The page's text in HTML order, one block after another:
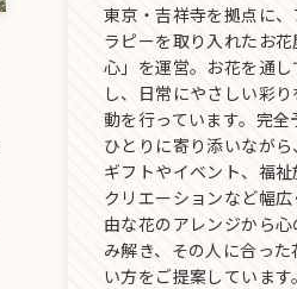
東京・吉祥寺を拠点に、
ラピーを取り入れたお
心」を運営。お花を通
し、日常にやさしい彩
動を行っています。完全
ひとりに寄り添いなが
ギフトやイベント、福
クリエーションなど幅
由な花のアレンジから
み解き、その人に合っ
い方をご提案しています。